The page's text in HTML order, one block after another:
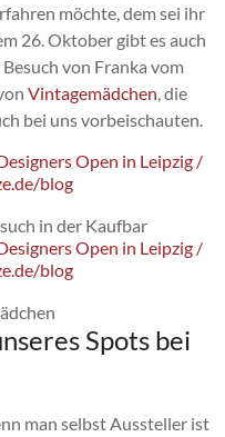
möchte, dem sei ihr
26. Oktober gibt es auch
von Franka vom
Vintagemädchen , die
bei uns vorbeischauten.
in der Kaufbar
Spots bei
man selbst Aussteller ist